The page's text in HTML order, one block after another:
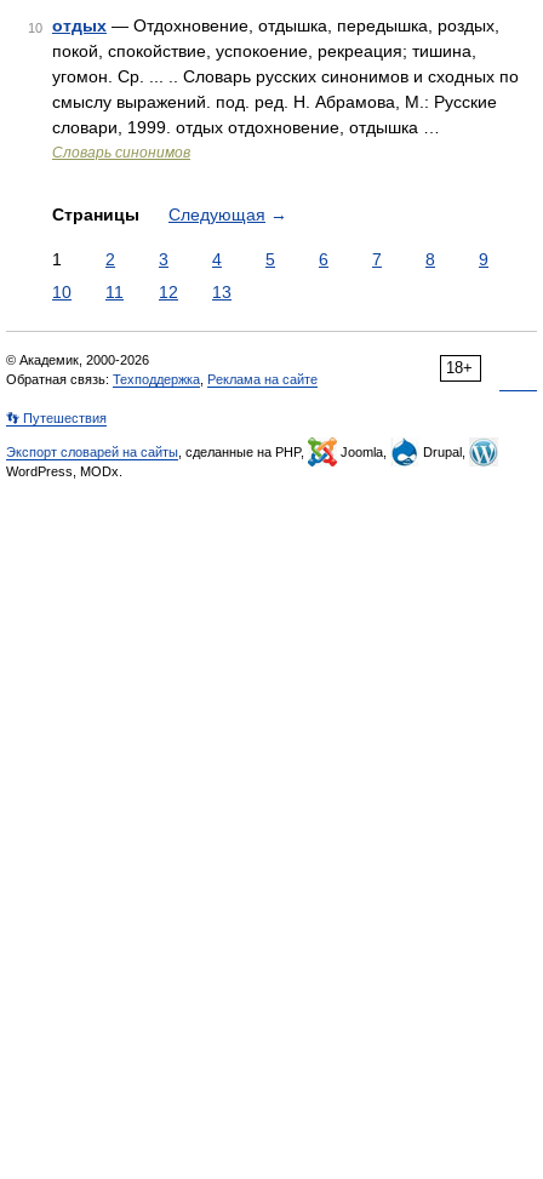
10 отдых — Отдохновение, отдышка, передышка, роздых,
покой, спокойствие, успокоение, рекреация; тишина,
угомон. Ср. ... .. Словарь русских синонимов и сходных по
смыслу выражений. под. ред. Н. Абрамова, М.: Русские
словари, 1999. отдых отдохновение, отдышка …
Словарь синонимов
Страницы Следующая →
1 2 3 4 5 6 7 8
9
10
11 12 13
18+
© Академик, 2000-2026
Обратная связь: Техподдержка Реклама на сайте
👣 Путешествия
Экспорт словарей на сайты , сделанные на PHP, Joomla,
Drupal,
WordPress, MODx.